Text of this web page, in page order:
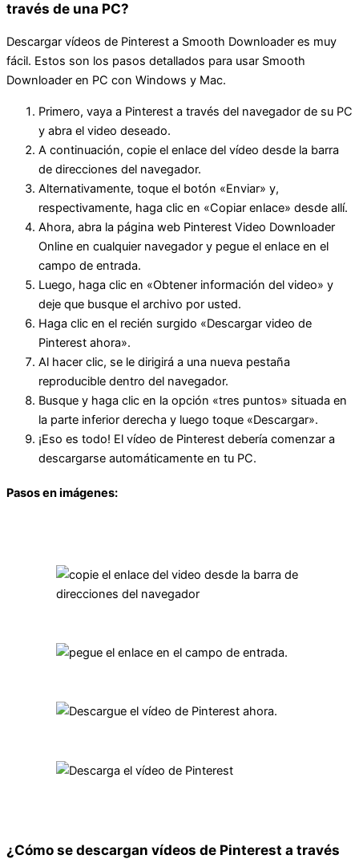
través de una PC?
Descargar vídeos de Pinterest a Smooth Downloader es muy
fácil. Estos son los pasos detallados para usar Smooth
Downloader en PC con Windows y Mac.
Primero, vaya a Pinterest a través del navegador de su PC
y abra el video deseado.
A continuación, copie el enlace del vídeo desde la barra
de direcciones del navegador.
Alternativamente, toque el botón «Enviar» y,
respectivamente, haga clic en «Copiar enlace» desde allí.
Ahora, abra la página web Pinterest Video Downloader
Online en cualquier navegador y pegue el enlace en el
campo de entrada.
Luego, haga clic en «Obtener información del video» y
deje que busque el archivo por usted.
Haga clic en el recién surgido «Descargar video de
Pinterest ahora».
Al hacer clic, se le dirigirá a una nueva pestaña
reproducible dentro del navegador.
Busque y haga clic en la opción «tres puntos» situada en
la parte inferior derecha y luego toque «Descargar».
¡Eso es todo! El vídeo de Pinterest debería comenzar a
descargarse automáticamente en tu PC.
Pasos en imágenes:
¿Cómo se descargan vídeos de Pinterest a través